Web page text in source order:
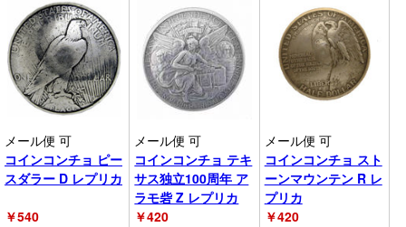
メール便 可
コインコンチョ ピー
スダラー D レプリカ
￥540
メール便 可
コインコンチョ テキ
サス独立100周年 ア
ラモ砦 Z レプリカ
￥420
メール便 可
コインコンチョ スト
ーンマウンテン R レ
プリカ
￥420